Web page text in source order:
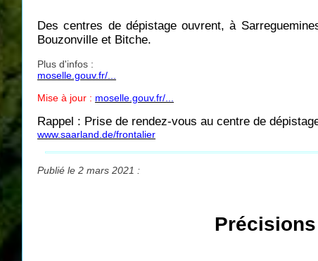
Des centres de dépistage ouvrent, à
Bouzonville et Bitche.
Plus d'infos :
moselle.gouv.fr/...
Mise à jour : moselle.gouv.fr/...
Rappel : Prise de rendez-vous au centre de
www.saarland.de/frontalier
Publié le 2 mars 2021 :